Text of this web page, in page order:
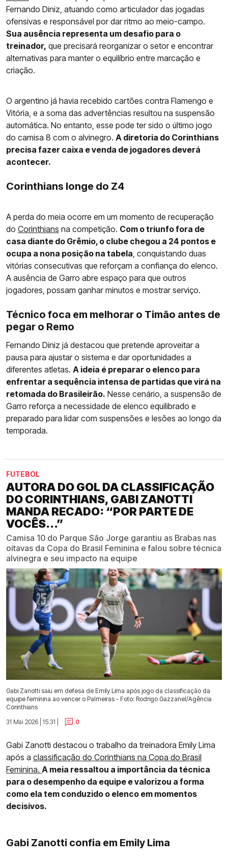
Fernando Diniz, atuando como articulador das jogadas
ofensivas e responsável por dar ritmo ao meio-campo.
Sua ausência representa um desafio para o
treinador, que precisará reorganizar o setor e encontrar
alternativas para manter o equilíbrio entre marcação e
criação.
O argentino já havia recebido cartões contra Flamengo e
Vitória, e a soma das advertências resultou na suspensão
automática. No entanto, esse pode ter sido o último jogo
do camisa 8 com o alvinegro. A diretoria do Corinthians
precisa fazer caixa e venda de jogadores deverá
acontecer.
Corinthians longe do Z4
A perda do meia ocorre em um momento de recuperação
do Corinthians na competição. Com o triunfo fora de
casa diante do Grêmio, o clube chegou a 24 pontos e
ocupa a nona posição na tabela, conquistando duas
vitórias consecutivas que reforçam a confiança do elenco.
A ausência de Garro abre espaço para que outros
jogadores, possam ganhar minutos e mostrar serviço.
Técnico foca em melhorar o Timão antes de
pegar o Remo
Fernando Diniz já destacou que pretende aproveitar a
pausa para ajustar o sistema e dar oportunidades a
diferentes atletas. A ideia é preparar o elenco para
enfrentar a sequência intensa de partidas que virá na
retomada do Brasileirão. Nesse cenário, a suspensão de
Garro reforça a necessidade de elenco equilibrado e
preparado para lidar com suspensões e lesões ao longo da
temporada.
FUTEBOL
AUTORA DO GOL DA CLASSIFICAÇÃO
DO CORINTHIANS, GABI ZANOTTI
MANDA RECADO: “POR PARTE DE
VOCÊS...”
Camisa 10 do Parque São Jorge garantiu as Brabas nas
oitavas da Copa do Brasil Feminina e falou sobre técnica
alvinegra e seu impacto na equipe
Gabi Zanotti saiu em defesa de Emily Lima após jogo da classificação da
equipe feminina ao vencer o Palmeiras - Foto: Rodrigo Gazzanel/Agência
Corinthians
31 Mai 2026 | 15:31 |
0
Gabi Zanotti destacou o trabalho da treinadora Emily Lima
após a classificação do Corinthians na Copa do Brasil
Feminina. A meia ressaltou a importância da técnica
para o desempenho da equipe e valorizou a forma
como ela tem conduzido o elenco em momentos
decisivos.
Gabi Zanotti confia em Emily Lima